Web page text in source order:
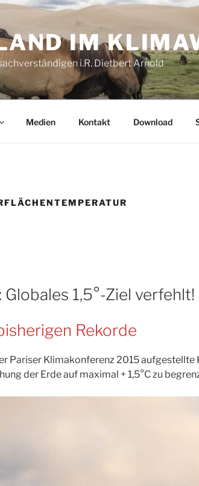
IM
i.R. Dietbert Arnold
Medien Kontakt Download
1,5°-Ziel verfehlt!
Rekorde
Pariser Klimakonferenz 2015
der Erde auf maximal + 1,5°C zu